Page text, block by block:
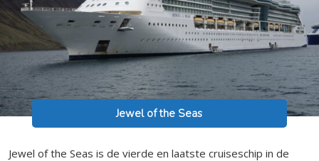
Jewel of the Seas
Jewel of the Seas is de vierde en laatste cruiseschip in de